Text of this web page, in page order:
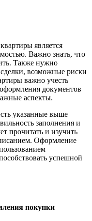
является
Важно знать, что
Также нужно
возможные риски
важно учесть
документов
аспекты.
указанные выше
заполнения и
прочитать и изучить
Оформление
успешной
покупки